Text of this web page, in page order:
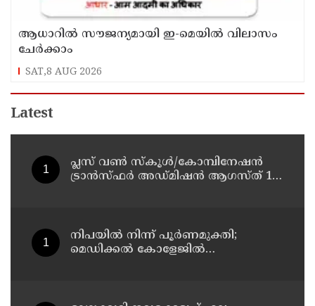
ആധാറിൽ സൗജന്യമായി ഇ-മെയിൽ വിലാസം
ചേർക്കാം
SAT,8 AUG 2026
Latest
പ്ലസ് വൺ സ്‌കൂൾ/കോമ്പിനേഷൻ
ട്രാൻസ്ഫർ അഡ്മിഷൻ ആഗസ്ത് 10,
നിപയിൽ നിന്ന് പൂർണമുക്തി;
മെഡിക്കൽ കോളേജിൽ